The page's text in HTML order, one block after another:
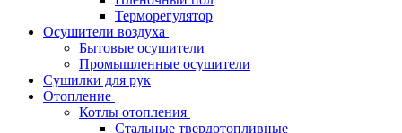
Терморегулятор
Осушители воздуха
Бытовые осушители
Промышленные осушители
Сушилки для рук
Отопление
Котлы отопления
Стальные твердотопливные